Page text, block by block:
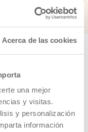
Acerca de las cookies
una mejor
y visitas.
y personalización
información
Publicación→